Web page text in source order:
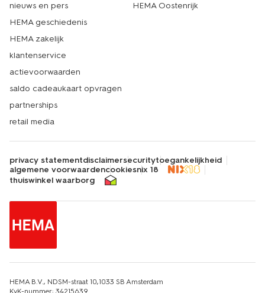
nieuws en pers
HEMA geschiedenis
HEMA zakelijk
klantenservice
actievoorwaarden
saldo cadeaukaart opvragen
partnerships
retail media
HEMA Oostenrijk
privacy statementdisclaimersecuritytoegankelijkheid
algemene voorwaardencookiesnix 18
thuiswinkel waarborg
HEMA B.V., NDSM-straat 10,1033 SB Amsterdam
KvK-nummer: 34215639